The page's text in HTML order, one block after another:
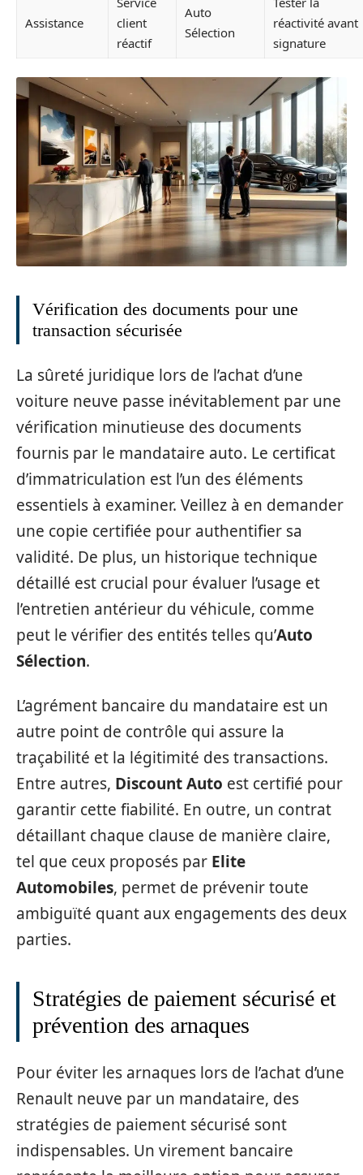
Assistance
client
réactif
Auto
Sélection
réactivité avant
signature
Vérification des documents pour une
transaction sécurisée
La sûreté juridique lors de l’achat d’une
voiture neuve passe inévitablement par une
vérification minutieuse des documents
fournis par le mandataire auto. Le certificat
d’immatriculation est l’un des éléments
essentiels à examiner. Veillez à en demander
une copie certifiée pour authentifier sa
validité. De plus, un historique technique
détaillé est crucial pour évaluer l’usage et
l’entretien antérieur du véhicule, comme
peut le vérifier des entités telles qu’Auto
Sélection.
L’agrément bancaire du mandataire est un
autre point de contrôle qui assure la
traçabilité et la légitimité des transactions.
Entre autres, Discount Auto est certifié pour
garantir cette fiabilité. En outre, un contrat
détaillant chaque clause de manière claire,
tel que ceux proposés par Elite
Automobiles, permet de prévenir toute
ambiguïté quant aux engagements des deux
parties.
Stratégies de paiement sécurisé et
prévention des arnaques
Pour éviter les arnaques lors de l’achat d’une
Renault neuve par un mandataire, des
stratégies de paiement sécurisé sont
indispensables. Un virement bancaire